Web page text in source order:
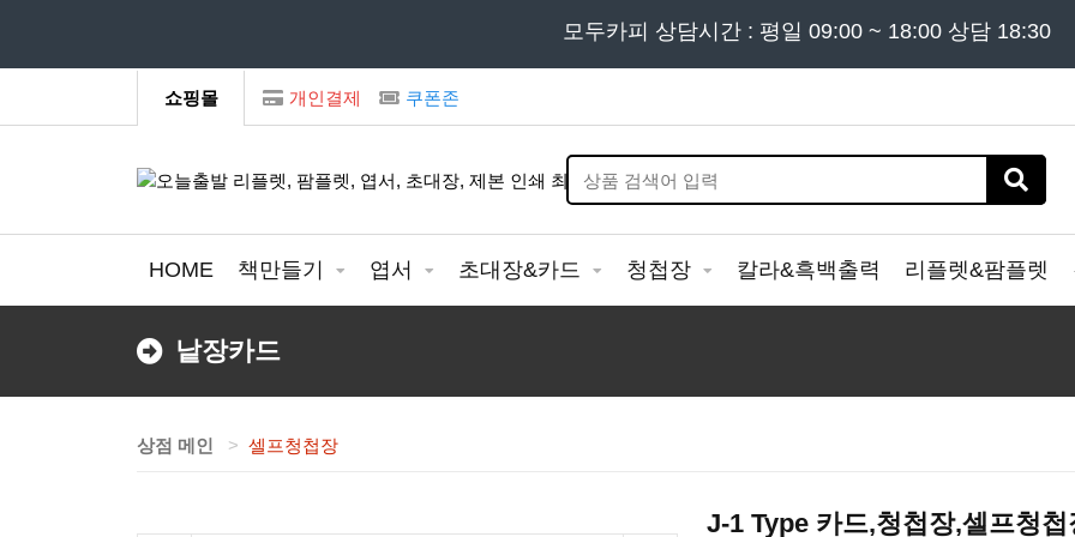
모든 문의는 02) 302 - 7797 및 '견적문의 ' 게시판을 이용해
모두카피 상담시간 : 평일 09:00 ~ 18:00 상담 18:30
쇼핑몰 개인결제 쿠폰존
HOME 책만들기 엽서 초대장&카드 청첩장 칼라&흑백출력 리플렛&팜플렛
낱장카드
상점 메인 셀프청첩장
J-1 Type 카드,청첩장,셀프청첩